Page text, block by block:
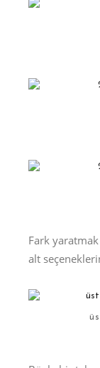
Fark
alt